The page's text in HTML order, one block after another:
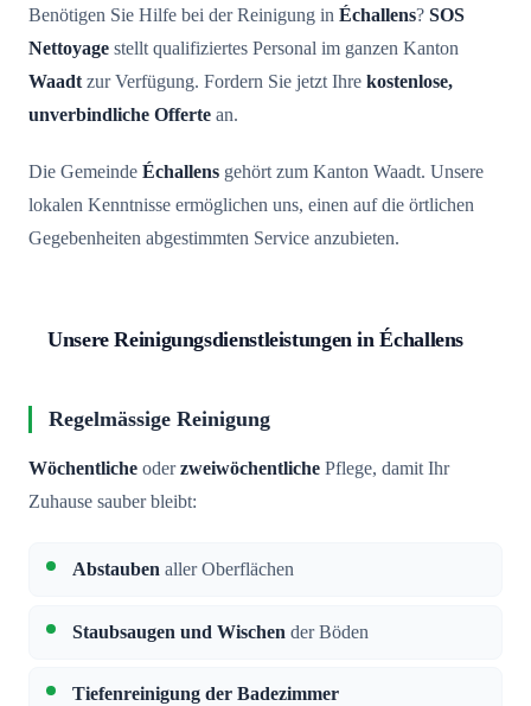
Benötigen Sie Hilfe bei der Reinigung in Échallens? SOS
Nettoyage stellt qualifiziertes Personal im ganzen Kanton
Waadtzur Verfügung. Fordern Sie jetzt Ihre kostenlose,
unverbindliche Offerte an.
Die Gemeinde Échallens gehört zum Kanton Waadt. Unsere
lokalen Kenntnisse ermöglichen uns, einen auf die örtlichen
Gegebenheiten abgestimmten Service anzubieten.
Unsere Reinigungsdienstleistungen in Échallens
Regelmässige Reinigung
Wöchentliche oderzweiwöchentliche Pflege, damit Ihr
Zuhause sauber bleibt:
Abstauben aller Oberflächen
Staubsaugen und Wischen der Böden
Tiefenreinigung der Badezimmer